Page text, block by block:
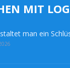
MIT
man ein